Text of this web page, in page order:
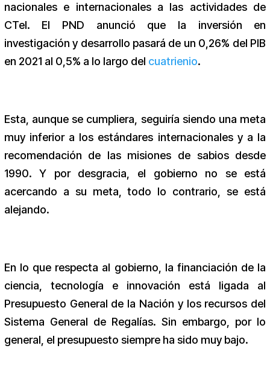
nacionales e internacionales a las actividades de
CTeI. El PND anunció que la inversión en
investigación y desarrollo pasará de un 0,26% del PIB
en 2021 al 0,5% a lo largo del cuatrienio.
Esta, aunque se cumpliera, seguiría siendo una meta
muy inferior a los estándares internacionales y a la
recomendación de las misiones de sabios desde
1990. Y por desgracia, el gobierno no se está
acercando a su meta, todo lo contrario, se está
alejando.
En lo que respecta al gobierno, la financiación de la
ciencia, tecnología e innovación está ligada al
Presupuesto General de la Nación y los recursos del
Sistema General de Regalías. Sin embargo, por lo
general, el presupuesto siempre ha sido muy bajo.